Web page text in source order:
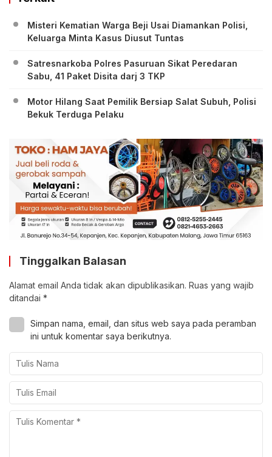
Misteri Kematian Warga Beji Usai Diamankan Polisi,
Keluarga Minta Kasus Diusut Tuntas
Satresnarkoba Polres Pasuruan Sikat Peredaran
Sabu, 41 Paket Disita darj 3 TKP
Motor Hilang Saat Pemilik Bersiap Salat Subuh, Polisi
Bekuk Terduga Pelaku
Tinggalkan Balasan
Alamat email Anda tidak akan dipublikasikan. Ruas yang wajib
ditandai *
Simpan nama, email, dan situs web saya pada peramban
ini untuk komentar saya berikutnya.